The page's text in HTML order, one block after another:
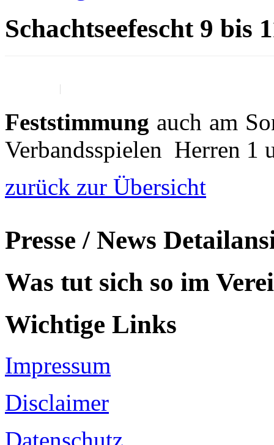
Schachtseefescht 9 bis
Feststimmung auch am
Verbandsspielen Herren 1
zurück zur Übersicht
Presse / News
Was tut sich so im
Wichtige Links
Impressum
Disclaimer
Datenschutz